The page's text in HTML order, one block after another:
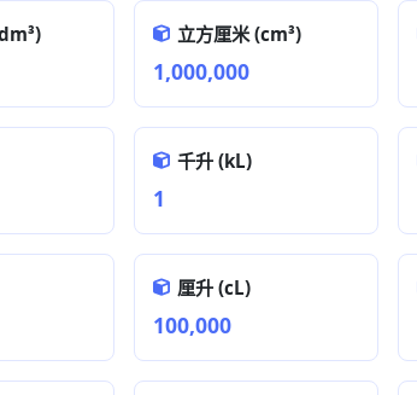
立方厘米 (cm³)
1,000,000
千升 (kL)
1
厘升 (cL)
100,000